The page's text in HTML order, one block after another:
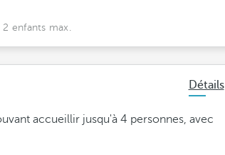
enfants max.
Détails
accueillir jusqu'à 4 personnes, avec